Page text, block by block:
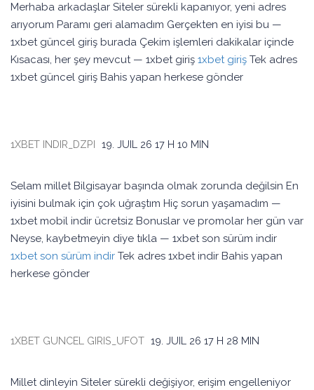
Merhaba arkadaşlar Siteler sürekli kapanıyor, yeni adres
arıyorum Paramı geri alamadım Gerçekten en iyisi bu —
1xbet güncel giriş burada Çekim işlemleri dakikalar içinde
Kısacası, her şey mevcut — 1xbet giriş 1xbet giriş Tek adres
1xbet güncel giriş Bahis yapan herkese gönder
1XBET INDIR_DZPI 19. JUIL 26 17 H 10 MIN
Selam millet Bilgisayar başında olmak zorunda değilsin En
iyisini bulmak için çok uğraştım Hiç sorun yaşamadım —
1xbet mobil indir ücretsiz Bonuslar ve promolar her gün var
Neyse, kaybetmeyin diye tıkla — 1xbet son sürüm indir
1xbet son sürüm indir Tek adres 1xbet indir Bahis yapan
herkese gönder
1XBET GUNCEL GIRIS_UFOT 19. JUIL 26 17 H 28 MIN
Millet dinleyin Siteler sürekli değişiyor, erişim engelleniyor